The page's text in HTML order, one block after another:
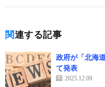
関連する記事
政府が「北海
て発表
2025.12.09